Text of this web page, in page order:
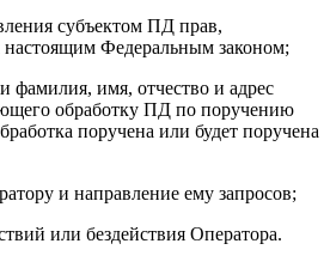
субъектом ПД прав,
Федеральным законом;
фамилия, имя, отчество и адрес
обработку ПД по поручению
поручена или будет поручена
и направление ему запросов;
или бездействия Оператора.